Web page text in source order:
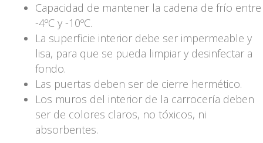
Capacidad de mantener la cadena de frío entre
-4ºC y -10ºC.
La superficie interior debe ser impermeable y
lisa, para que se pueda limpiar y desinfectar a
fondo.
Las puertas deben ser de cierre hermético.
Los muros del interior de la carrocería deben
ser de colores claros, no tóxicos, ni
absorbentes.